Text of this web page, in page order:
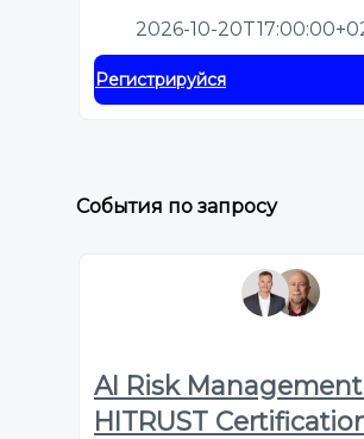
2026-10-
Регистрируйся
События по запросу
AI Risk
HITRUST